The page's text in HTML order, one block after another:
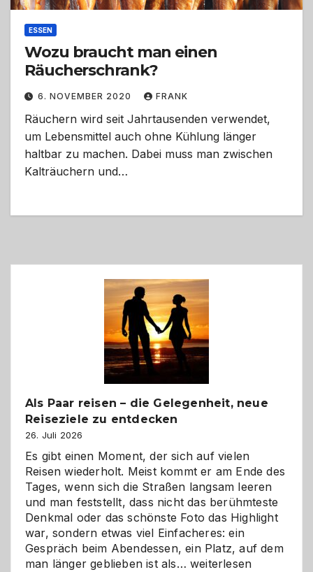
ESSEN
Wozu braucht man einen
Räucherschrank?
6. NOVEMBER 2020 FRANK
Räuchern wird seit Jahrtausenden verwendet,
um Lebensmittel auch ohne Kühlung länger
haltbar zu machen. Dabei muss man zwischen
Kalträuchern und…
Als Paar reisen – die Gelegenheit, neue
Reiseziele zu entdecken
26. Juli 2026
Es gibt einen Moment, der sich auf vielen
Reisen wiederholt. Meist kommt er am Ende des
Tages, wenn sich die Straßen langsam leeren
und man feststellt, dass nicht das berühmteste
Denkmal oder das schönste Foto das Highlight
war, sondern etwas viel Einfacheres: ein
Gespräch beim Abendessen, ein Platz, auf dem
man länger geblieben ist als… Als
weiterlesen